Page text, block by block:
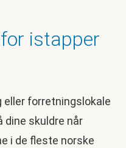
istapper
forretningslokale
dine skuldre når
i de fleste norske